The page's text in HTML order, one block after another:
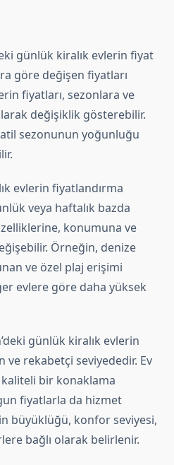
günlük kiralık evlerin fiyat
göre değişen fiyatları
fiyatları, sezonlara ve
değişiklik gösterebilir.
sezonunun yoğunluğu
evlerin fiyatlandırma
veya haftalık bazda
konumuna ve
Örneğin, denize
ve özel plaj erişimi
evlere göre daha yüksek
günlük kiralık evlerin
ve rekabetçi seviyededir. Ev
bir konaklama
fiyatlarla da hizmet
büyüklüğü, konfor seviyesi,
bağlı olarak belirlenir.